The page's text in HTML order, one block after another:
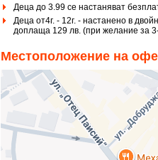
Деца до 3.99 се настаняват
Деца от4г. - 12г. - настанено в
доплаща 129 лв. (при желание за
Местоположение на